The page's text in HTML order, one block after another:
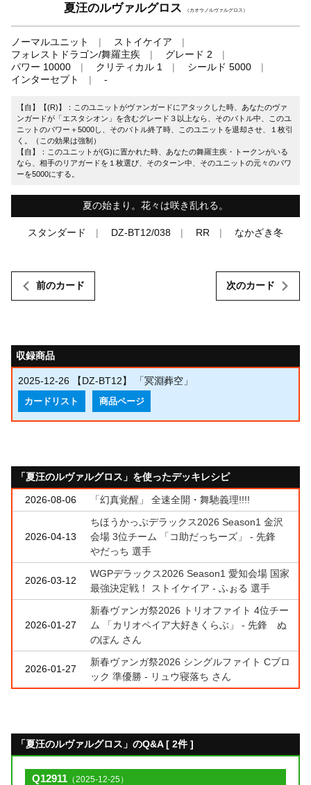
夏汪のルヴァルグロス （カオウノルヴァルグロス）
ノーマルユニット
ストイケイア
フォレストドラゴン/舞羅主疾
グレード 2
パワー 10000
クリティカル 1
シールド 5000
インターセプト
-
【自】【(R)】：このユニットがヴァンガードにアタックした時、あなたのヴァ
ンガードが「エスタシオン」を含むグレード３以上なら、そのバトル中、このユ
ニットのパワー＋5000し、そのバトル終了時、このユニットを退却させ、１枚引
く。（この効果は強制）
【自】：このユニットが(G)に置かれた時、あなたの舞羅主疾・トークンがいる
なら、相手のリアガードを１枚選び、そのターン中、そのユニットの元々のパワ
ーを5000にする。
夏の始まり。花々は咲き乱れる。
スタンダード DZ-BT12/038 RR なかざき冬
前のカード 次のカード
収録商品
2025-12-26 【DZ-BT12】 「冥淵葬空」
カードリスト 商品ページ
「夏汪のルヴァルグロス」を使ったデッキレシピ
2026-08-06 「幻真覚醒」 全速全開・舞馳義理!!!!
2026-04-13
ちほうかっぷデラックス2026 Season1 金沢
会場 3位チーム 「コ助だっちーズ」 - 先鋒
やだっち 選手
2026-03-12
WGPデラックス2026 Season1 愛知会場 国家
最強決定戦！ ストイケイア - ふぉる 選手
2026-01-27
新春ヴァンガ祭2026 トリオファイト 4位チー
ム 「カリオペイア大好きくらぶ」 - 先鋒 ぬ
のぽん さん
2026-01-27
新春ヴァンガ祭2026 シングルファイト Cブロ
ック 準優勝 - リュウ寝落ち さん
「夏汪のルヴァルグロス」のQ&A [ 2件 ]
Q12911 （2025-12-25）